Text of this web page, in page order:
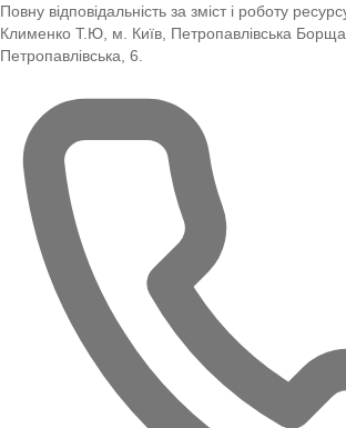
Повну відповідальність за зміст і роботу
Клименко Т.Ю, м. Київ, Петропавлівська
Петропавлівська, 6.